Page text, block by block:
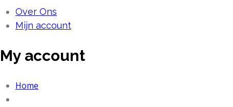
Over Ons
Mijn account
My account
Home